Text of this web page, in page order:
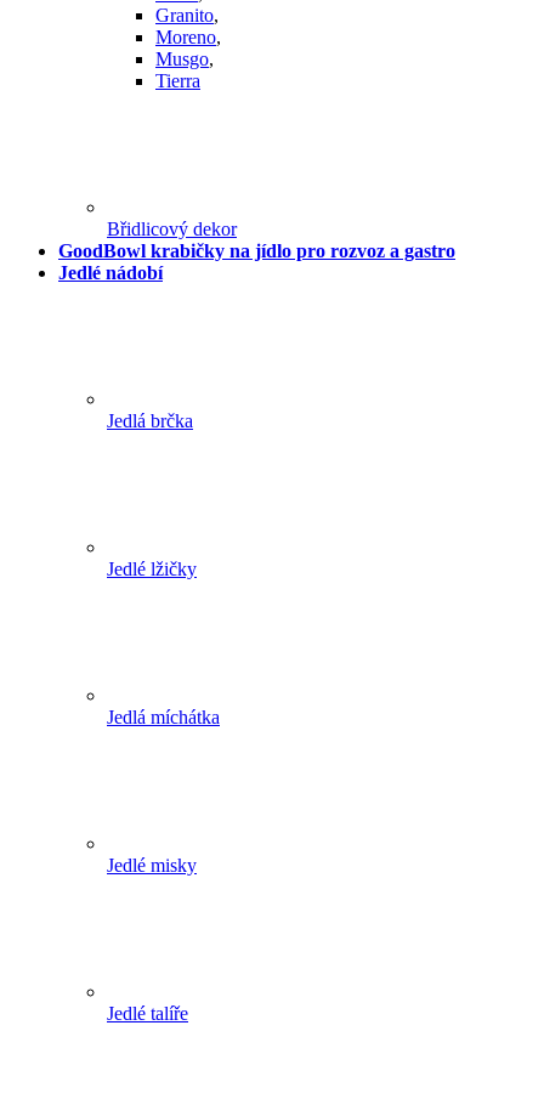
Granito,
Moreno,
Musgo,
Tierra
Břidlicový dekor
GoodBowl krabičky na jídlo pro rozvoz a gastro
Jedlé nádobí
Jedlá brčka
Jedlé lžičky
Jedlá míchátka
Jedlé misky
Jedlé talíře